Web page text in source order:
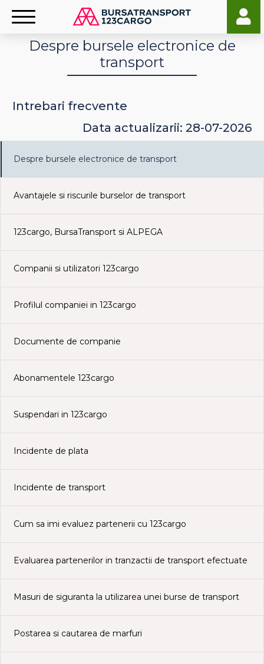
Despre bursele electronice de
transport
Intrebari frecvente
Data actualizarii: 28-07-2026
Despre bursele electronice de transport
Avantajele si riscurile burselor de transport
123cargo, BursaTransport si ALPEGA
Companii si utilizatori 123cargo
Profilul companiei in 123cargo
Documente de companie
Abonamentele 123cargo
Suspendari in 123cargo
Incidente de plata
Incidente de transport
Cum sa imi evaluez partenerii cu 123cargo
Evaluarea partenerilor in tranzactii de transport efectuate
Masuri de siguranta la utilizarea unei burse de transport
Postarea si cautarea de marfuri